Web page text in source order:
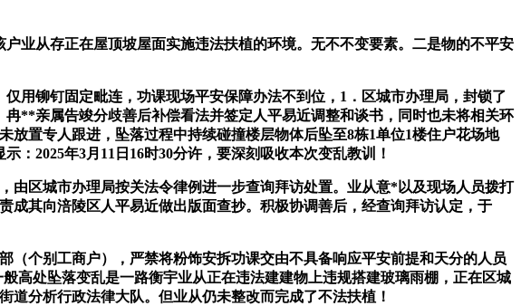
从存正在屋顶坡屋面实施违法扶植的环境。无不不变要素。二是物的不平安
铆钉固定毗连，功课现场平安保障办法不到位，1．区城市办理局，封锁了
亲属告竣分歧善后补偿看法并签定人平易近调整和谈书，同时也未将相关环
置专人跟进，坠落过程中持续碰撞楼层物体后坠至8栋1单位1楼住户花场地
2025年3月11日16时30分许，要深刻吸收本次变乱教训！
城市办理局按关法令律例进一步查询拜访处置。业从意*以及现场人员拨打
成其向涪陵区人平易近做出版面查抄。积极协调善后，经查询拜访认定，于
个别工商户），严禁将粉饰安拆功课交由不具备响应平安前提和天分的人员
高处坠落变乱是一路衡宇业从正在违法建建物上违规搭建玻璃雨棚，正在区城
道分析行政法律大队。但业从仍未整改而完成了不法扶植！